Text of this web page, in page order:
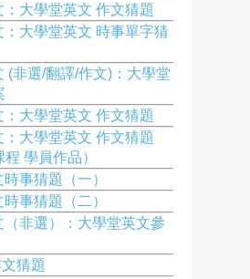
：大學堂英文 作文猜題
：大學堂英文 時事單字猜
(非選/翻譯/作文)：大學堂
：大學堂英文 作文猜題
：大學堂英文 作文猜題
程 學員作品）
事猜題（一）
事猜題（二）
（非選）：大學堂英文參
猜題